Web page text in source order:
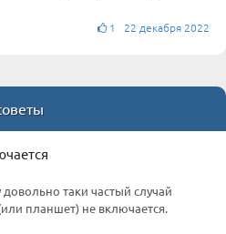
1 22 декабря 2022
таки частый случай
планшет) не включается.